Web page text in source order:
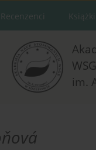
Recenzenci Książki
im.